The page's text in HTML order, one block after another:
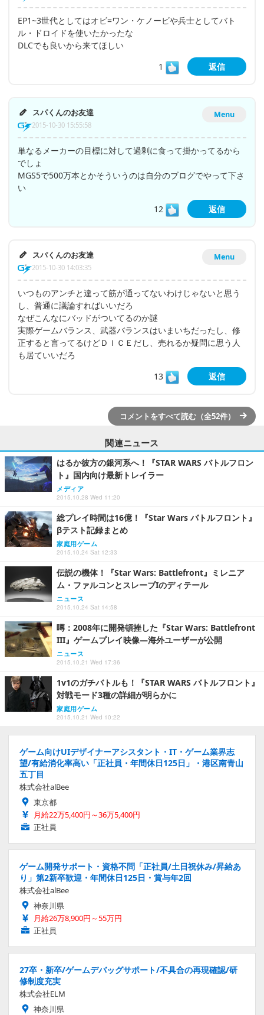
EP1~3世代としてはオビ=ワン・ケノービや兵士としてバト
ル・ドロイドを使いたかったな
DLCでも良いから来てほしい
1
返信
Menu
スパくんのお友達
2015-10-30 15:55:58
単なるメーカーの目標に対して過剰に食って掛かってるから
でしょ
MGS5で500万本とかそういうのは自分のブログでやって下さ
い
12
返信
Menu
スパくんのお友達
2015-10-30 14:03:35
いつものアンチと違って筋が通ってないわけじゃないと思う
し、普通に議論すればいいだろ
なぜこんなにバッドがついてるのか謎
実際ゲームバランス、武器バランスはいまいちだったし、修
正すると言ってるけどＤＩＣＥだし、売れるか疑問に思う人
も居ていいだろ
13
返信
コメントをすべて読む（全52件）
関連ニュース
はるか彼方の銀河系へ！『STAR WARS バトルフロン
ト』国内向け最新トレイラー
メディア
2015.10.28 Wed 11:20
総プレイ時間は16億！『Star Wars バトルフロント』
βテスト記録まとめ
家庭用ゲーム
2015.10.24 Sat 12:33
伝説の機体！『Star Wars: Battlefront』ミレニア
ム・ファルコンとスレーブIのディテール
ニュース
2015.10.24 Sat 14:58
噂：2008年に開発頓挫した『Star Wars: Battlefront
III』ゲームプレイ映像―海外ユーザーが公開
ニュース
2015.10.21 Wed 17:36
1v1のガチバトルも！『STAR WARS バトルフロント』
対戦モード3種の詳細が明らかに
家庭用ゲーム
2015.10.21 Wed 10:22
ゲーム向けUIデザイナーアシスタント・IT・ゲーム業界志
望/有給消化率高い「正社員・年間休日125日」・港区南青山
五丁目
株式会社alBee
東京都
月給22万5,400円～36万5,400円
正社員
ゲーム開発サポート・資格不問「正社員/土日祝休み/昇給あ
り」第2新卒歓迎・年間休日125日・賞与年2回
株式会社alBee
神奈川県
月給26万8,900円～55万円
正社員
27卒・新卒/ゲームデバッグサポート/不具合の再現確認/研
修制度充実
株式会社ELM
神奈川県